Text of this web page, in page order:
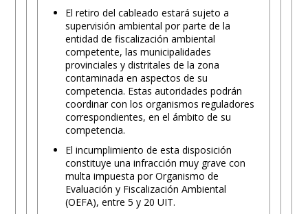
El retiro del cableado estará sujeto a
supervisión ambiental por parte de la
entidad de fiscalización ambiental
competente, las municipalidades
provinciales y distritales de la zona
contaminada en aspectos de su
competencia. Estas autoridades podrán
coordinar con los organismos reguladores
correspondientes, en el ámbito de su
competencia.
El incumplimiento de esta disposición
constituye una infracción muy grave con
multa impuesta por Organismo de
Evaluación y Fiscalización Ambiental
(OEFA), entre 5 y 20 UIT.